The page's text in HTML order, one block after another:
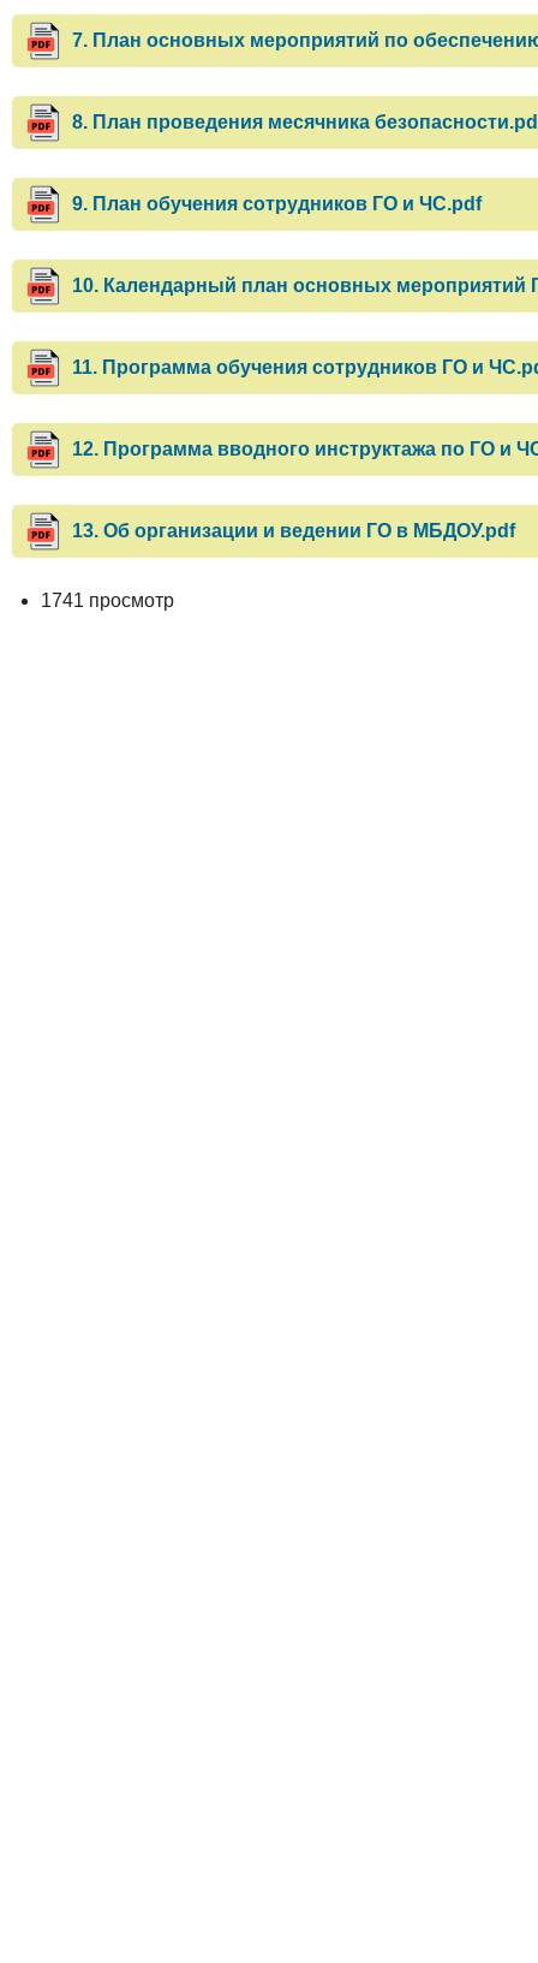
7. План основных мероприятий по
8. План проведения месячника
9. План обучения сотрудников ГО и ЧС.pdf
10. Календарный план основных мероприятий
11. Программа обучения сотрудников ГО и
12. Программа вводного инструктажа по ГО и
13. Об организации и ведении ГО в МБДОУ.pdf
1741 просмотр